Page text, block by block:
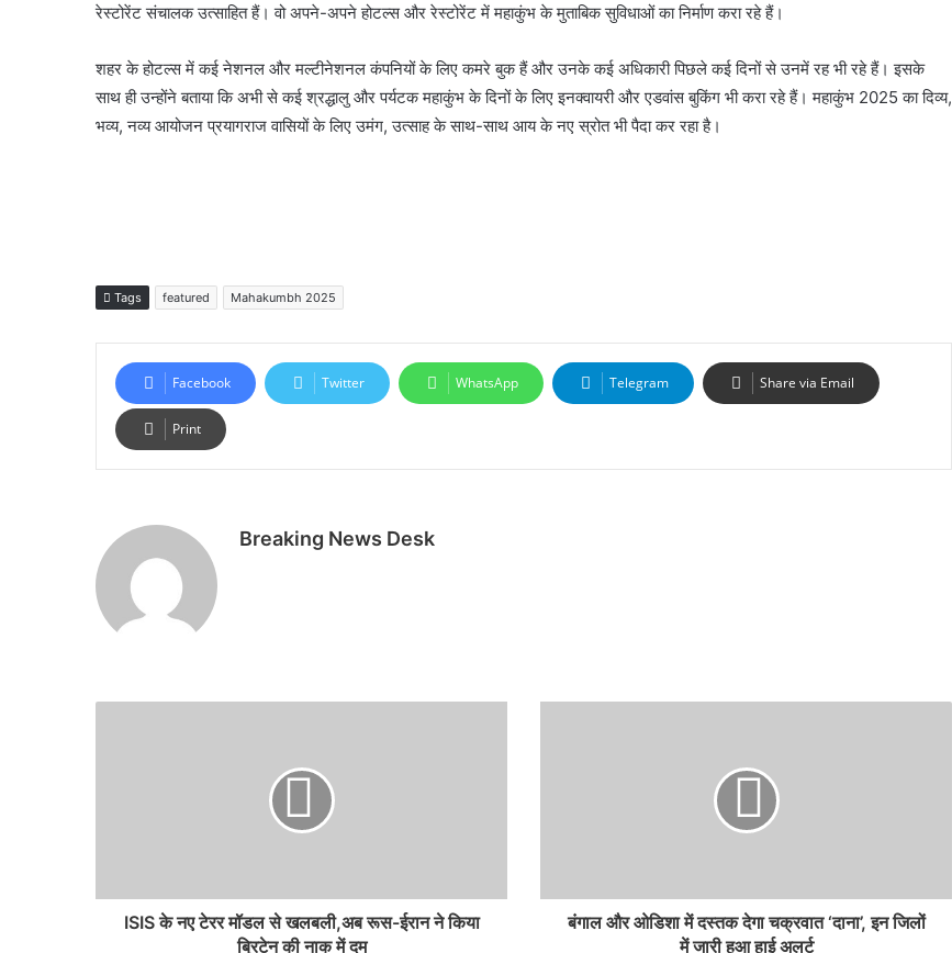
रेस्टोरेंट संचालक उत्साहित हैं। वो अपने-अपने होटल्स और रेस्टोरेंट में महाकुंभ के मुताबिक सुविधाओं का निर्माण करा रहे हैं।
शहर के होटल्स में कई नेशनल और मल्टीनेशनल कंपनियों के लिए कमरे बुक हैं और उनके कई अधिकारी पिछले कई दिनों से उनमें रह भी रहे हैं। इसके
साथ ही उन्होंने बताया कि अभी से कई श्रद्धालु और पर्यटक महाकुंभ के दिनों के लिए इनक्वायरी और एडवांस बुकिंग भी करा रहे हैं। महाकुंभ 2025 का दिव्य,
भव्य, नव्य आयोजन प्रयागराज वासियों के लिए उमंग, उत्साह के साथ-साथ आय के नए स्रोत भी पैदा कर रहा है।
Tags featured Mahakumbh 2025
Facebook Twitter WhatsApp Telegram Share via Email
Print
Breaking News Desk
ISIS के नए टेरर मॉडल से खलबली,अब रूस-ईरान ने किया
ब्रिटेन की नाक में दम
बंगाल और ओडिशा में दस्तक देगा चक्रवात ‘दाना’, इन जिलों
में जारी हुआ हाई अलर्ट